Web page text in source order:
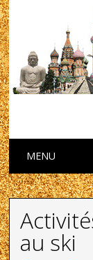
Main
MENU
au ski